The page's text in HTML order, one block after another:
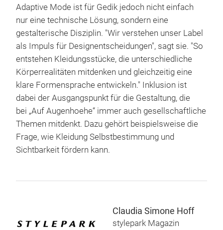
Adaptive Mode ist für Gedik jedoch nicht einfach
nur eine technische Lösung, sondern eine
gestalterische Disziplin. "Wir verstehen unser Label
als Impuls für Designentscheidungen", sagt sie. "So
entstehen Kleidungsstücke, die unterschiedliche
Körperrealitäten mitdenken und gleichzeitig eine
klare Formensprache entwickeln." Inklusion ist
dabei der Ausgangspunkt für die Gestaltung, die
bei „Auf Augenhoehe“ immer auch gesellschaftliche
Themen mitdenkt. Dazu gehört beispielsweise die
Frage, wie Kleidung Selbstbestimmung und
Sichtbarkeit fördern kann.
Claudia Simone Hoff
stylepark Magazin